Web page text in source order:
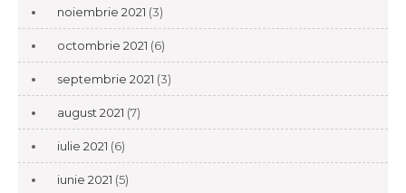
noiembrie 2021 (3)
octombrie 2021 (6)
septembrie 2021 (3)
august 2021 (7)
iulie 2021 (6)
iunie 2021 (5)